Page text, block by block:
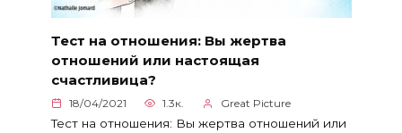
Тест на отношения: Вы жертва
отношений или настоящая
счастливица?
18/04/2021 1.3к. Great Picture
Тест на отношения: Вы жертва отношений или